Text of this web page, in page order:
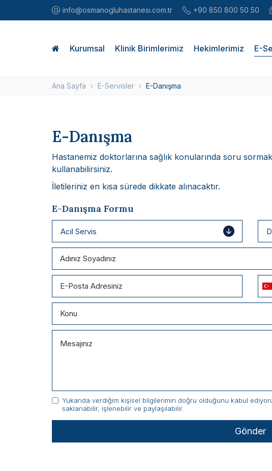
info@osmanogluhastanesi.com.tr +90 850 800 50 50
Kurumsal Klinik Birimlerimiz Hekimlerimiz E-
Ana Sayfa E-Servisler E-Danışma
E-Danışma
Hastanemiz doktorlarına sağlık konularında soru
kullanabilirsiniz.
İletileriniz en kısa sürede dikkate alınacaktır.
E-Danışma Formu
Yukarıda verdiğim kişisel bilgilerimin doğru olduğunu kabul
saklanabilir, işlenebilir ve paylaşılabilir.